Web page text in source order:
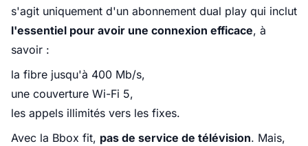
s'agit uniquement d'un abonnement dual play qui inclut
l'essentiel pour avoir une connexion efficace, à
savoir :
la fibre jusqu'à 400 Mb/s,
une couverture Wi-Fi 5,
les appels illimités vers les fixes.
Avec la Bbox fit, pas de service de télévision. Mais,